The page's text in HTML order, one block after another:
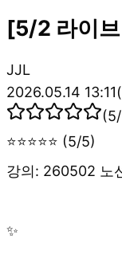
[5/2 라이
JJL
2026.05.14 13:11
(5
⭐⭐⭐⭐⭐ (5/5)
강의: 260502 노
✨